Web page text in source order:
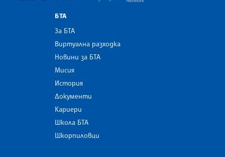
БТА
За БТА
Виртуална разходка
Новини за БТА
Мисия
История
Документи
Кариери
Школа БТА
Шкорпиловци